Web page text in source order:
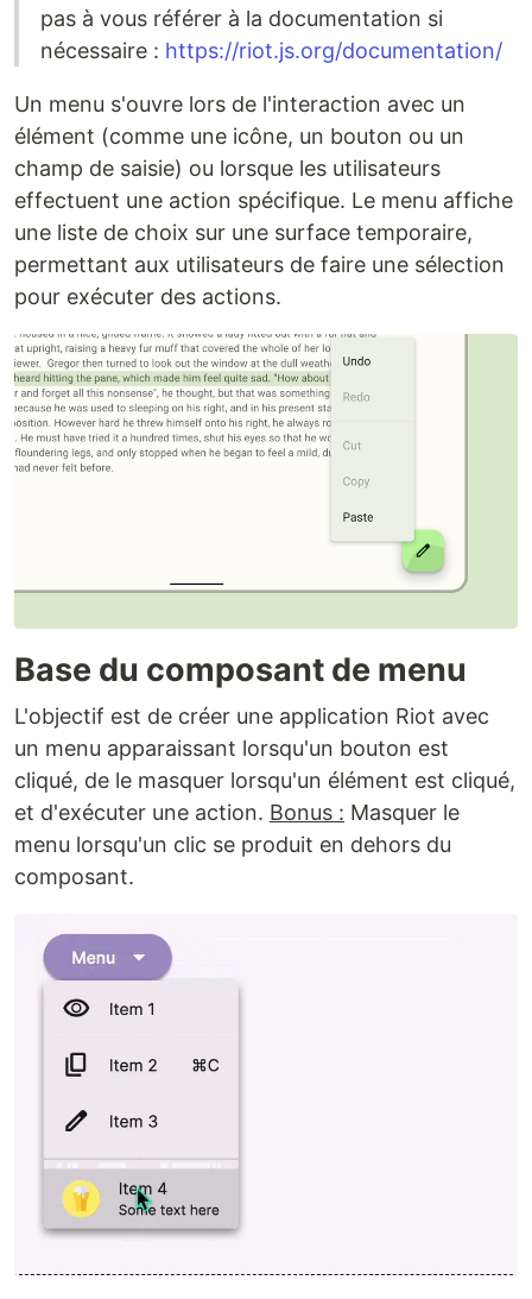
pas à vous référer à la documentation si
nécessaire : https://riot.js.org/documentation/
Un menu s'ouvre lors de l'interaction avec un
élément (comme une icône, un bouton ou un
champ de saisie) ou lorsque les utilisateurs
effectuent une action spécifique. Le menu affiche
une liste de choix sur une surface temporaire,
permettant aux utilisateurs de faire une sélection
pour exécuter des actions.
Base du composant de menu
L'objectif est de créer une application Riot avec
un menu apparaissant lorsqu'un bouton est
cliqué, de le masquer lorsqu'un élément est cliqué,
et d'exécuter une action. Bonus : Masquer le
menu lorsqu'un clic se produit en dehors du
composant.